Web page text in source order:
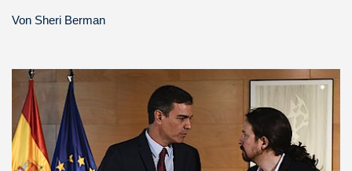
Von Sheri Berman